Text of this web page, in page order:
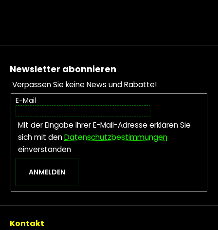
Fußzeile
Newsletter abonnieren
Verpassen Sie keine News und Rabatte!
E-Mail
Mit der Eingabe Ihrer E-Mail-Adresse erklären Sie
sich mit denDatenschutzbestimmungen
einverstanden
ANMELDEN
Kontakt